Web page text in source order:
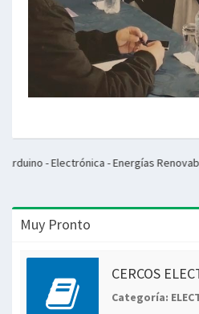
- Energías Renovables -
Muy Pronto
CERCOS
Categoría: